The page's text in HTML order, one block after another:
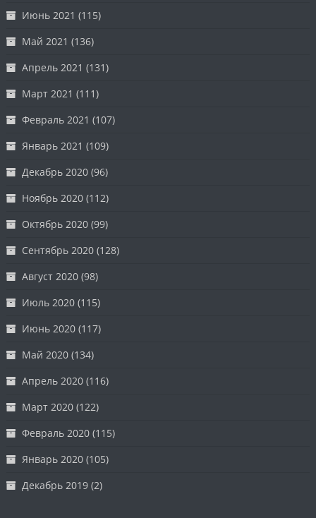
Июнь 2021 (115)
Май 2021 (136)
Апрель 2021 (131)
Март 2021 (111)
Февраль 2021 (107)
Январь 2021 (109)
Декабрь 2020 (96)
Ноябрь 2020 (112)
Октябрь 2020 (99)
Сентябрь 2020 (128)
Август 2020 (98)
Июль 2020 (115)
Июнь 2020 (117)
Май 2020 (134)
Апрель 2020 (116)
Март 2020 (122)
Февраль 2020 (115)
Январь 2020 (105)
Декабрь 2019 (2)